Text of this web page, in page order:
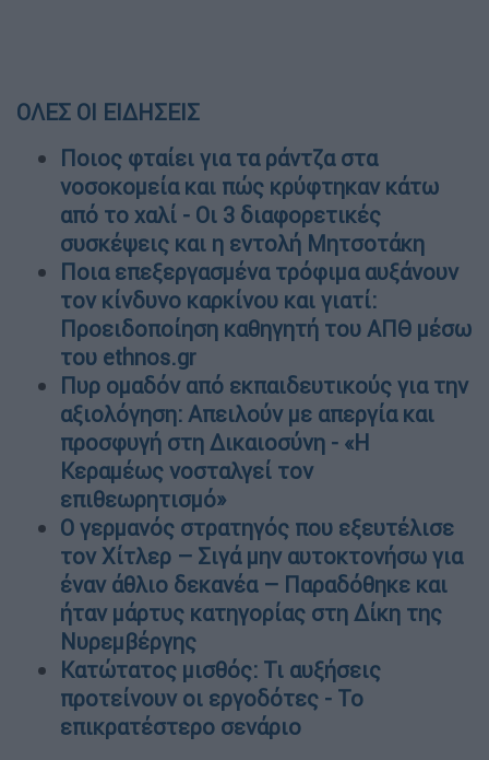
ΟΛΕΣ ΟΙ ΕΙΔΗΣΕΙΣ
Ποιος φταίει για τα ράντζα στα
νοσοκομεία και πώς κρύφτηκαν κάτω
από το χαλί - Οι 3 διαφορετικές
συσκέψεις και η εντολή Μητσοτάκη
Ποια επεξεργασμένα τρόφιμα αυξάνουν
τον κίνδυνο καρκίνου και γιατί:
Προειδοποίηση καθηγητή του ΑΠΘ μέσω
του ethnos.gr
Πυρ ομαδόν από εκπαιδευτικούς για την
αξιολόγηση: Απειλούν με απεργία και
προσφυγή στη Δικαιοσύνη - «Η
Κεραμέως νοσταλγεί τον
επιθεωρητισμό»
Ο γερμανός στρατηγός που εξευτέλισε
τον Χίτλερ – Σιγά μην αυτοκτονήσω για
έναν άθλιο δεκανέα – Παραδόθηκε και
ήταν μάρτυς κατηγορίας στη Δίκη της
Νυρεμβέργης
Κατώτατος μισθός: Τι αυξήσεις
προτείνουν οι εργοδότες - Το
επικρατέστερο σενάριο